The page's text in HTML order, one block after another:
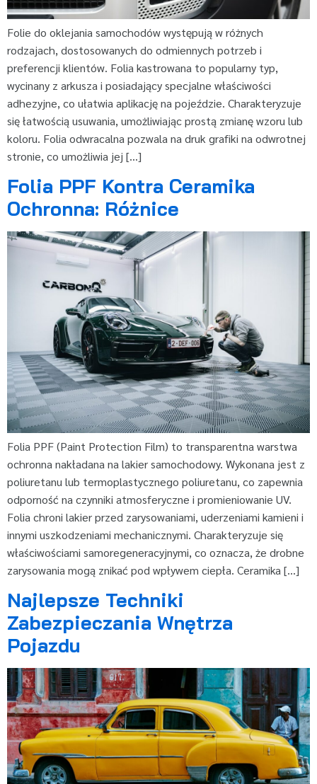
Folie do oklejania samochodów występują w różnych
rodzajach, dostosowanych do odmiennych potrzeb i
preferencji klientów. Folia kastrowana to popularny typ,
wycinany z arkusza i posiadający specjalne właściwości
adhezyjne, co ułatwia aplikację na pojeździe. Charakteryzuje
się łatwością usuwania, umożliwiając prostą zmianę wzoru lub
koloru. Folia odwracalna pozwala na druk grafiki na odwrotnej
stronie, co umożliwia jej […]
Folia PPF Kontra Ceramika
Ochronna: Różnice
Folia PPF (Paint Protection Film) to transparentna warstwa
ochronna nakładana na lakier samochodowy. Wykonana jest z
poliuretanu lub termoplastycznego poliuretanu, co zapewnia
odporność na czynniki atmosferyczne i promieniowanie UV.
Folia chroni lakier przed zarysowaniami, uderzeniami kamieni i
innymi uszkodzeniami mechanicznymi. Charakteryzuje się
właściwościami samoregeneracyjnymi, co oznacza, że drobne
zarysowania mogą znikać pod wpływem ciepła. Ceramika […]
Najlepsze Techniki
Zabezpieczania Wnętrza
Pojazdu